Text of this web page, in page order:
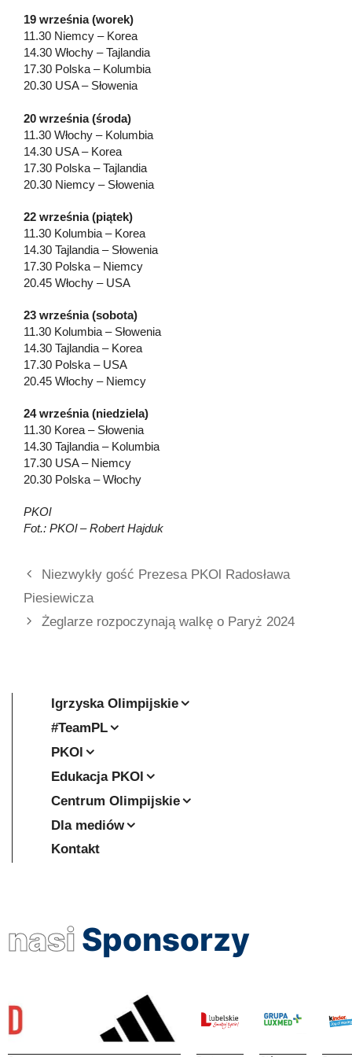
19 września (worek)
11.30 Niemcy – Korea
14.30 Włochy – Tajlandia
17.30 Polska – Kolumbia
20.30 USA – Słowenia
20 września (środa)
11.30 Włochy – Kolumbia
14.30 USA – Korea
17.30 Polska – Tajlandia
20.30 Niemcy – Słowenia
22 września (piątek)
11.30 Kolumbia – Korea
14.30 Tajlandia – Słowenia
17.30 Polska – Niemcy
20.45 Włochy – USA
23 września (sobota)
11.30 Kolumbia – Słowenia
14.30 Tajlandia – Korea
17.30 Polska – USA
20.45 Włochy – Niemcy
24 września (niedziela)
11.30 Korea – Słowenia
14.30 Tajlandia – Kolumbia
17.30 USA – Niemcy
20.30 Polska – Włochy
PKOl
Fot.: PKOl – Robert Hajduk
Niezwykły gość Prezesa PKOl Radosława
Piesiewicza
Żeglarze rozpoczynają walkę o Paryż 2024
Igrzyska Olimpijskie
#TeamPL
PKOl
Edukacja PKOl
Centrum Olimpijskie
Dla mediów
Kontakt
nasi Sponsorzy